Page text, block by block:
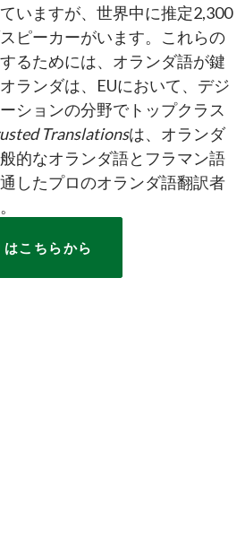
いますが、世界中に推定2,300
ピーカーがいます。これらの
るためには、オランダ語が鍵
ランダは、EUにおいて、デジ
ションの分野でトップクラス
Translationsは、オランダ
的なオランダ語とフラマン語
したプロのオランダ語翻訳者
こちらから